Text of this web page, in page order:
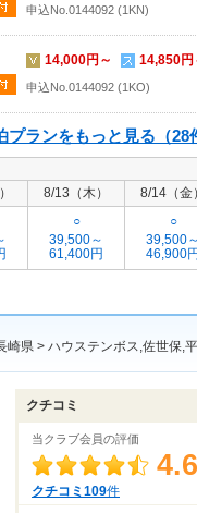
申込No.0144092 (1KN)
14,000円～ 14,850円
申込No.0144092 (1KO)
ランをもっと見る（28
8/13（木） 8/14（金）
○
39,500～
61,400円
○
39,500～
46,900円
崎県 > ハウステンボス,佐世保,
クチコミ
当クラブ会員の評価
4.6
クチコミ109件